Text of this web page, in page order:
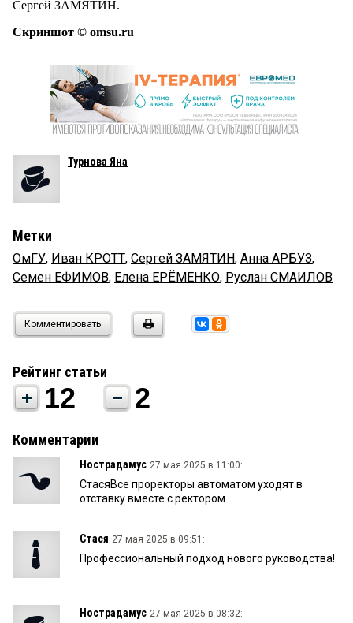
Сергей ЗАМЯТИН.
Скриншот © omsu.ru
Турнова Яна
Метки
ОмГУ, Иван КРОТТ, Сергей ЗАМЯТИН, Анна АРБУЗ,
Семен ЕФИМОВ, Елена ЕРЁМЕНКО, Руслан СМАИЛОВ
Комментировать
Рейтинг статьи
12 2
Комментарии
Нострадамус 27 мая 2025 в 11:00:
СтасяВсе проректоры автоматом уходят в
отставку вместе с ректором
Стася 27 мая 2025 в 09:51:
Профессиональный подход нового руководства!
Нострадамус 27 мая 2025 в 08:32: